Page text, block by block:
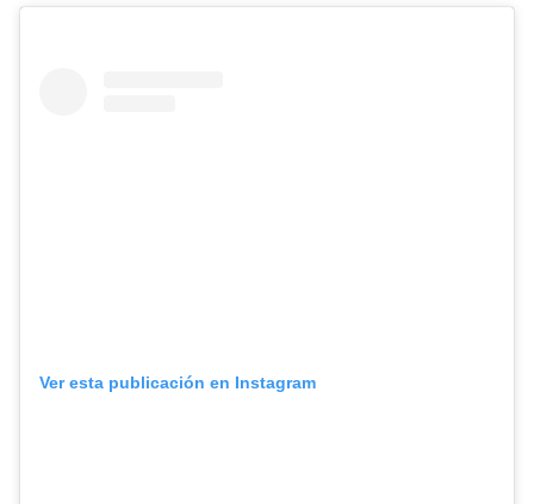
Ver esta publicación en Instagram